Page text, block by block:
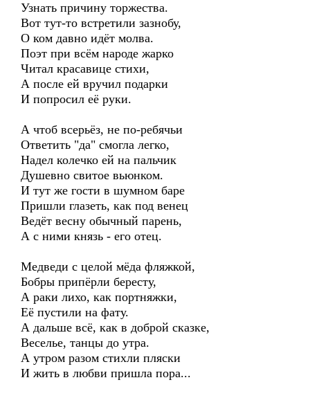
Узнать причину торжества.
Вот тут-то встретили зазнобу,
О ком давно идёт молва.
Поэт при всём народе жарко
Читал красавице стихи,
А после ей вручил подарки
И попросил её руки.
А чтоб всерьёз, не по-ребячьи
Ответить "да" смогла легко,
Надел колечко ей на пальчик
Душевно свитое вьюнком.
И тут же гости в шумном баре
Пришли глазеть, как под венец
Ведёт весну обычный парень,
А с ними князь - его отец.
Медведи с целой мёда фляжкой,
Бобры припёрли бересту,
А раки лихо, как портняжки,
Её пустили на фату.
А дальше всё, как в доброй сказке,
Веселье, танцы до утра.
А утром разом стихли пляски
И жить в любви пришла пора...